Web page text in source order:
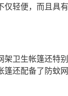
仅轻便，而且具
架卫生帐篷还特
篷还配备了防蚊